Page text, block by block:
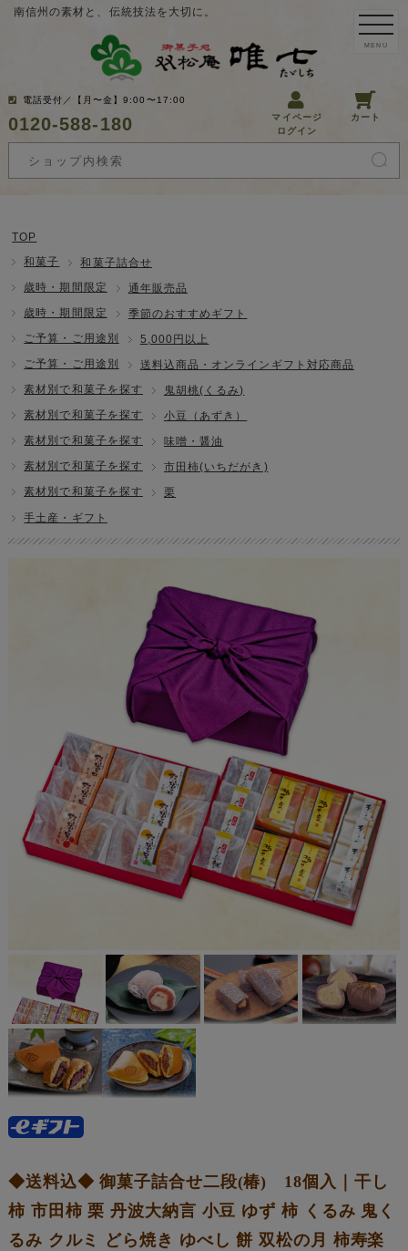
南信州の素材と、伝統技法を大切に。
電話受付／【月〜金】9:00〜17:00
0120-588-180
マイページ
ログイン
カート
MENU
TOP
和菓子
和菓子詰合せ
歳時・期間限定
通年販売品
歳時・期間限定
季節のおすすめギフト
ご予算・ご用途別
5,000円以上
ご予算・ご用途別
送料込商品・オンラインギフト対応商品
素材別で和菓子を探す
鬼胡桃(くるみ)
素材別で和菓子を探す
小豆（あずき）
素材別で和菓子を探す
味噌・醤油
素材別で和菓子を探す
市田柿(いちだがき)
素材別で和菓子を探す
栗
手土産・ギフト
◆送料込◆ 御菓子詰合せ二段(椿) 18個入｜干し
柿 市田柿 栗 丹波大納言 小豆 ゆず 柿 くるみ 鬼く
るみ クルミ どら焼き ゆべし 餅 双松の月 柿寿楽